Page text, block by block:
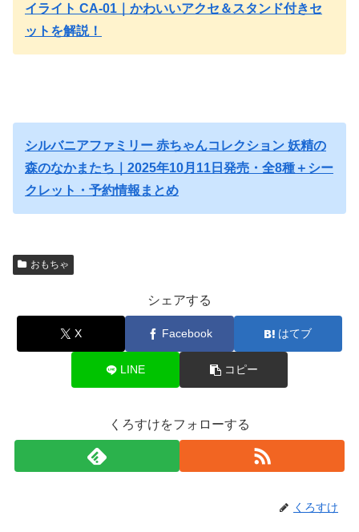
イライト CA-01｜かわいいアクセ＆スタンド付きセ
ットを解説！
シルバニアファミリー 赤ちゃんコレクション 妖精の
森のなかまたち｜2025年10月11日発売・全8種＋シー
クレット・予約情報まとめ
おもちゃ
シェアする
X Facebook はてブ
LINE コピー
くろすけをフォローする
くろすけ